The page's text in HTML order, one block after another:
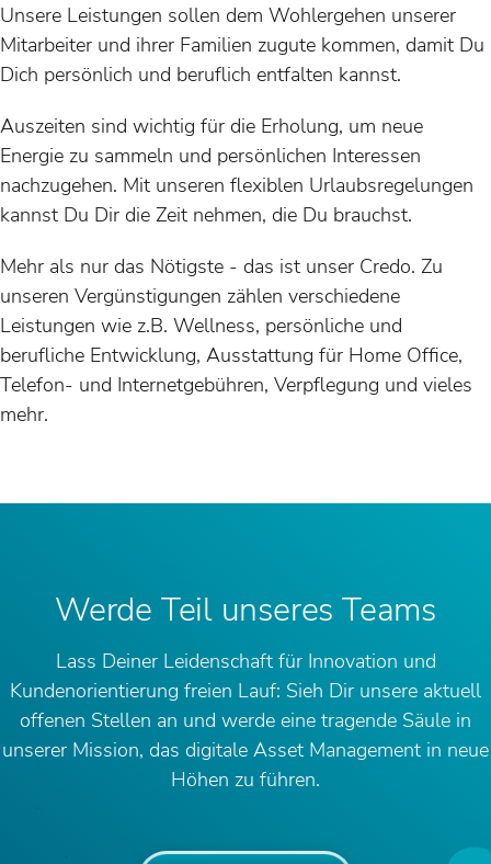
Unsere Leistungen sollen dem Wohlergehen unserer
Mitarbeiter und ihrer Familien zugute kommen, damit Du
Dich persönlich und beruflich entfalten kannst.
Auszeiten sind wichtig für die Erholung, um neue
Energie zu sammeln und persönlichen Interessen
nachzugehen. Mit unseren flexiblen Urlaubsregelungen
kannst Du Dir die Zeit nehmen, die Du brauchst.
Mehr als nur das Nötigste - das ist unser Credo. Zu
unseren Vergünstigungen zählen verschiedene
Leistungen wie z.B. Wellness, persönliche und
berufliche Entwicklung, Ausstattung für Home Office,
Telefon- und Internetgebühren, Verpflegung und vieles
mehr.
Werde Teil unseres Teams
Lass Deiner Leidenschaft für Innovation und
Kundenorientierung freien Lauf: Sieh Dir unsere aktuell
offenen Stellen an und werde eine tragende Säule in
unserer Mission, das digitale Asset Management in neue
Höhen zu führen.